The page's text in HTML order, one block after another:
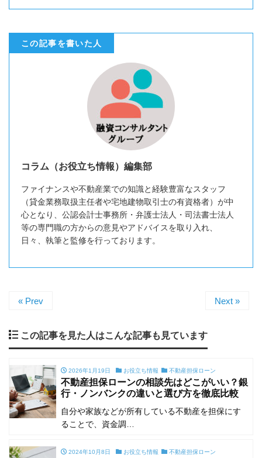
この記事を書いた人
コラム（お役立ち情報）編集部
ファイナンスや不動産業での知識と経験豊富なスタッフ
（貸金業務取扱主任者や宅地建物取引士の有資格者）が中
心となり、公認会計士事務所・弁護士法人・司法書士法人
等の専門職の方からの意見やアドバイスを取り入れ、
日々、執筆と監修を行っております。
« Prev Next »
この記事を見た人はこんな記事も見ています
2026年1月19日 お役立ち情報 不動産担保ローン
不動産担保ローンの相談先はどこがいい？銀
行・ノンバンクの違いと選び方を徹底比較
自分や家族などが所有している不動産を担保にす
ることで、資金調…
2024年10月8日 お役立ち情報 不動産担保ローン